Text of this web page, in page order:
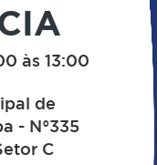
às 13:00
de
- N°335
C